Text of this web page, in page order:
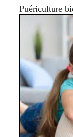
Puériculture